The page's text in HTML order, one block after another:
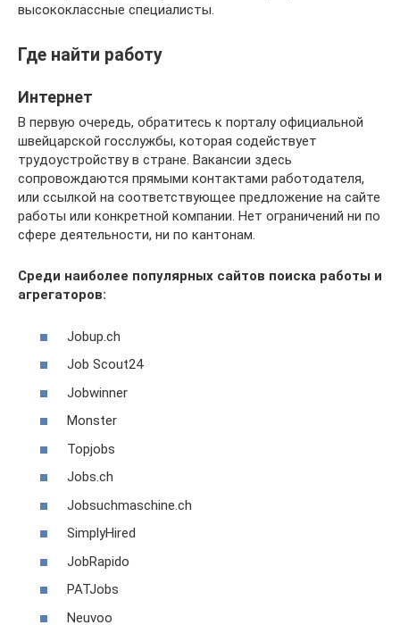
высококлассные специалисты.
Где найти работу
Интернет
В первую очередь, обратитесь к порталу официальной
швейцарской госслужбы, которая содействует
трудоустройству в стране. Вакансии здесь
сопровождаются прямыми контактами работодателя,
или ссылкой на соответствующее предложение на сайте
работы или конкретной компании. Нет ограничений ни по
сфере деятельности, ни по кантонам.
Среди наиболее популярных сайтов поиска работы и
агрегаторов:
Jobup.ch
Job Scout24
Jobwinner
Monster
Topjobs
Jobs.ch
Jobsuchmaschine.ch
SimplyHired
JobRapido
PATJobs
Neuvoo